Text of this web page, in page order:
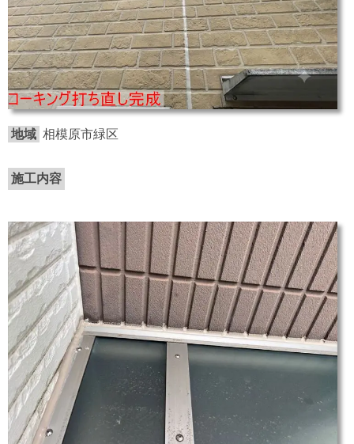
地域 相模原市緑区
施工内容